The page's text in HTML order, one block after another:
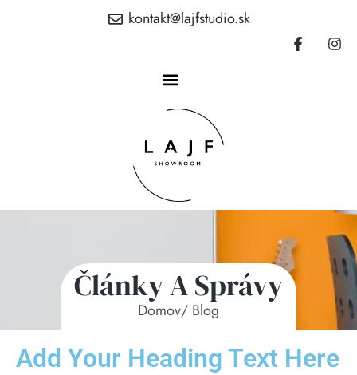
kontakt@lajfstudio.sk
Články A Správy
Domov/ Blog
Add Your Heading Text Here